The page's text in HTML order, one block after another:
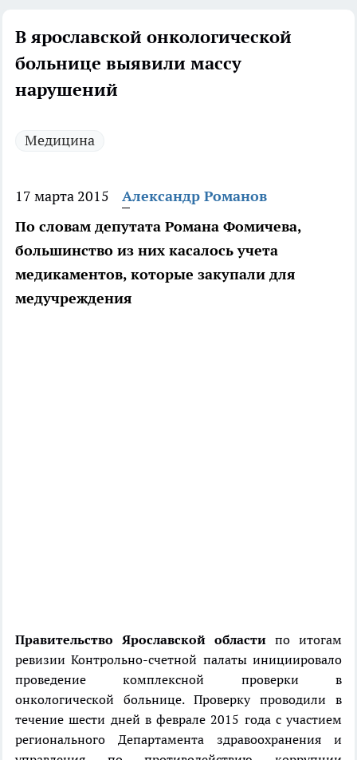
В ярославской онкологической
больнице выявили массу
нарушений
Медицина
17 марта 2015
Александр Романов
По словам депутата Романа Фомичева,
большинство из них касалось учета
медикаментов, которые закупали для
медучреждения
Правительство Ярославской области по итогам
ревизии Контрольно-счетной палаты инициировало
проведение комплексной проверки в
онкологической больнице. Проверку проводили в
течение шести дней в феврале 2015 года с участием
регионального Департамента здравоохранения и